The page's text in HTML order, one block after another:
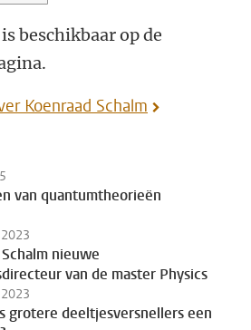
beschikbaar op de
Koenraad Schalm
van quantumtheorieën
nieuwe
van de master Physics
grotere deeltjesversnellers een